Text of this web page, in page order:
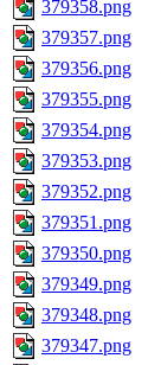
379358.png
379357.png
379356.png
379355.png
379354.png
379353.png
379352.png
379351.png
379350.png
379349.png
379348.png
379347.png